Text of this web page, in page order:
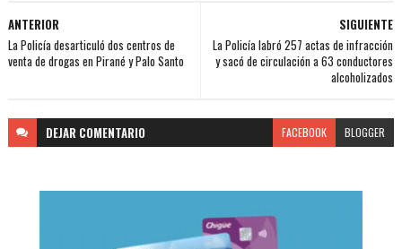
SIGUIENTE
La Policía labró 257 actas de infracción
y sacó de circulación a 63 conductores
alcoholizados
ANTERIOR
La Policía desarticuló dos centros de
venta de drogas en Pirané y Palo Santo
DEJAR COMENTARIO FACEBOOK BLOGGER